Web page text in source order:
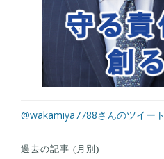
@wakamiya7788さんのツイート
過去の記事 (月別)